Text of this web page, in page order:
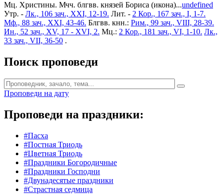
Мц. Христины. Мчч. блгвв. князей Бориса (икона)...undefined
Утр. - Лк., 106 зач., XXI, 12-19. Лит. - 2 Кор., 167 зач., I, 1-7.
Мф., 88 зач., XXI, 43-46. Блгвв. кнн.: Рим., 99 зач., VIII, 28-39.
Ин., 52 зач., XV, 17 - XVI, 2. Мц.: 2 Кор., 181 зач., VI, 1-10. Лк.,
33 зач., VII, 36-50 .
Поиск проповеди
Проповеди на дату
Проповеди на праздники:
#Пасха
#Постная Триодь
#Цветная Триодь
#Праздники Богородичные
#Праздники Господни
#Двунадесятые праздники
#Страстная седмица